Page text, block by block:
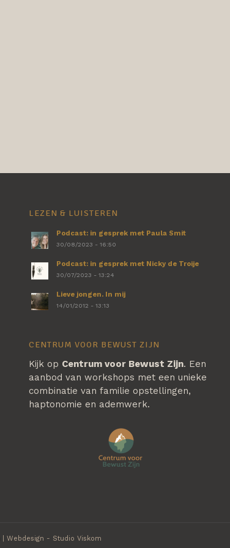
LEZEN & LUISTEREN
Podcast: in gesprek met Paula Smit
30/08/2023 - 16:50
Podcast: in gesprek met Nicky de Troije
30/07/2023 - 13:24
Lieve jongen. In mij
14/01/2012 - 13:13
CENTRUM VOOR BEWUST ZIJN
Kijk op Centrum voor Bewust Zijn. Een
aanbod van workshops met een unieke
combinatie van familie opstellingen,
haptonomie en ademwerk.
| Webdesign - Studio Viskom